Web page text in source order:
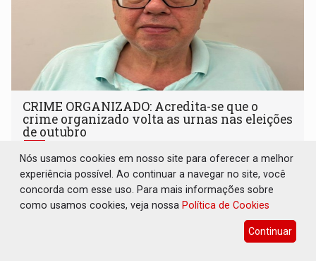
CRIME ORGANIZADO: Acredita-se que o
crime organizado volta as urnas nas eleições
de outubro
16 de Julho de 2026 às 08:12
Nós usamos cookies em nosso site para oferecer a melhor
experiência possível. Ao continuar a navegar no site, você
concorda com esse uso. Para mais informações sobre
como usamos cookies, veja nossa Política de Cookies
Continuar